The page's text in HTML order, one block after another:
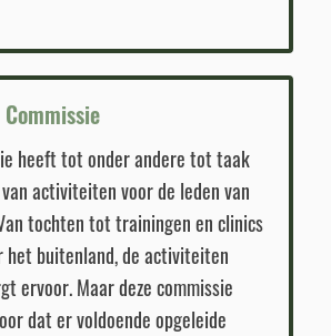
heeft tot onder andere tot taak
activiteiten voor de leden van
tochten tot trainingen en clinics
buitenland, de activiteiten
ervoor. Maar deze commissie
dat er voldoende opgeleide